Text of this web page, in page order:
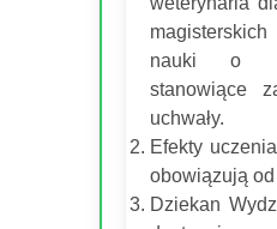
nauki o
stanowiące
uchwały.
Efekty
obowiązują od
Dziekan